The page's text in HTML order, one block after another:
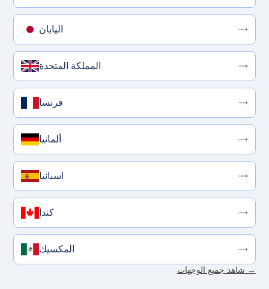
اليابان
المملكة المتحدة
فرنسا
ألمانيا
اسبانيا
كندا
المكسيك
شاهد جميع الوجهات →